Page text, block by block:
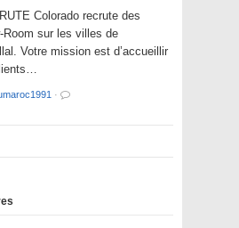
Colorado recrute des
Room sur les villes de
Votre mission est d’accueillir
·